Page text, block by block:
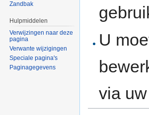
U
via
Zandbak
Hulpmiddelen
Verwijzingen naar deze
pagina
Verwante wijzigingen
Speciale pagina's
Paginagegevens